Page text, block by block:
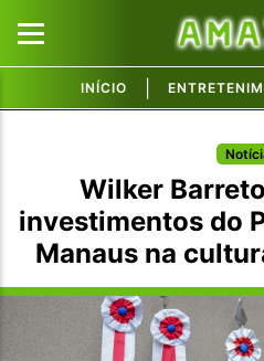
INÍCIO
Wilker
investimentos do
Manaus na